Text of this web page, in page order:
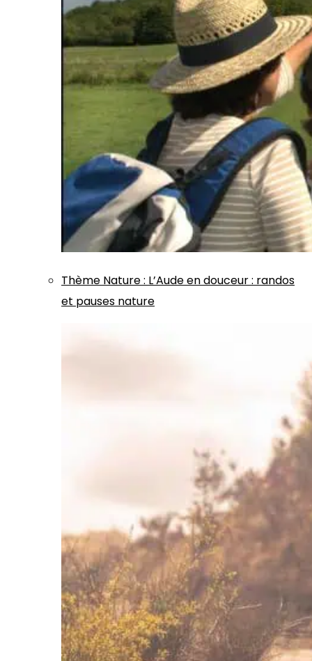
Thème Nature: L’Aude en douceur : randos
et pauses nature